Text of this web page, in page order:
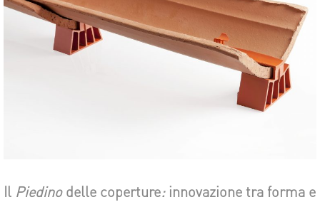
Il Piedinodelle coperture:innovazione tra forma e